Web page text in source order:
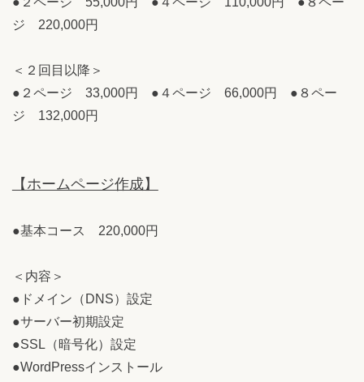
ジ 220,000円
＜２回目以降＞
●２ページ 33,000円 ●４ページ 66,000円 ●８ペー
ジ 132,000円
【ホームページ作成】
●基本コース 220,000円
＜内容＞
●ドメイン（DNS）設定
●サーバー初期設定
●SSL（暗号化）設定
●WordPressインストール